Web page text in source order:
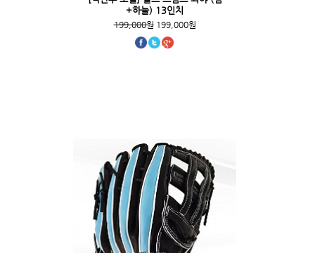
+하늘) 13인치
199,000원199,000원